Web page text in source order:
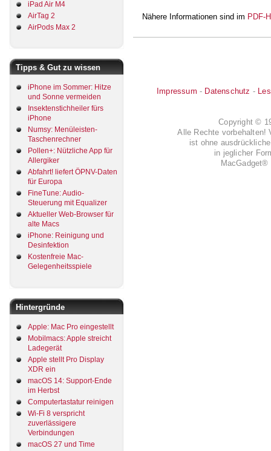
iPad Air M4
AirTag 2
AirPods Max 2
Tipps & Gut zu wissen
iPhone im Sommer: Hitze
und Sonne vermeiden
Insektenstichheiler fürs
iPhone
Numsy: Menüleisten-
Taschenrechner
Pollen+: Nützliche App für
Allergiker
Abfahrt! liefert ÖPNV-Daten
für Europa
FineTune: Audio-
Steuerung mit Equalizer
Aktueller Web-Browser für
alte Macs
iPhone: Reinigung und
Desinfektion
Kostenfreie Mac-
Gelegenheitsspiele
Hintergründe
Apple: Mac Pro eingestellt
Mobilmacs: Apple streicht
Ladegerät
Apple stellt Pro Display
XDR ein
macOS 14: Support-Ende
im Herbst
Computertastatur reinigen
Wi-Fi 8 verspricht
zuverlässigere
Verbindungen
macOS 27 und Time
Nähere Informationen sind im PDF-
Impressum - Datenschutz -
Copyright ©
Alle Rechte vorbehalten!
ist ohne
in jeglicher
MacGadget®